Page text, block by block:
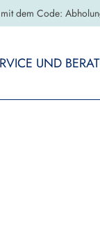
dem Code:
UND